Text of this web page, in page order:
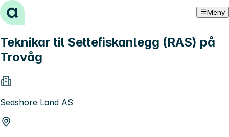
Hopp til innhold Meny
Teknikar til Settefiskanlegg (RAS) på
Trovåg
Seashore Land AS